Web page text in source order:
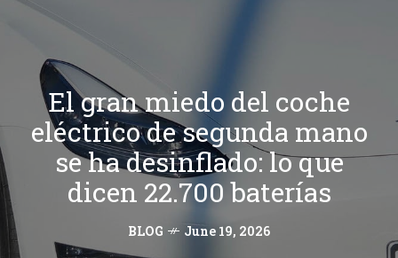
El gran miedo del coche
eléctrico de segunda mano
se ha desinflado: lo que
dicen 22.700 baterías
BLOG June 19, 2026